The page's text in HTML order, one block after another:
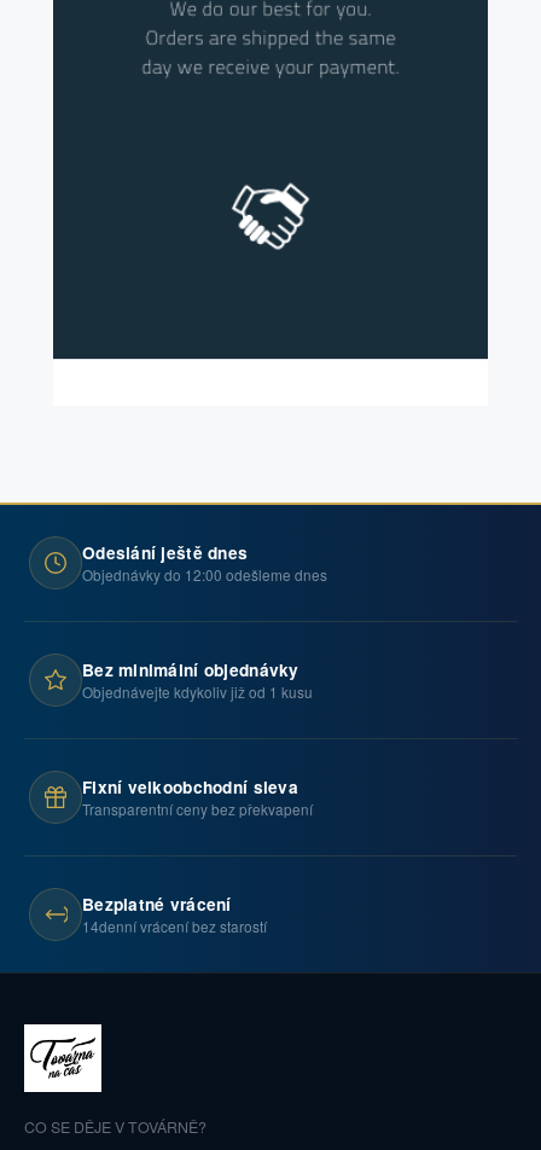
Odeslání ještě dnes
Objednávky do 12:00 odešleme dnes
Bez minimální objednávky
Objednávejte kdykoliv již od 1 kusu
Fixní velkoobchodní sleva
Transparentní ceny bez překvapení
Bezplatné vrácení
14denní vrácení bez starostí
CO SE DĚJE V TOVÁRNĚ?